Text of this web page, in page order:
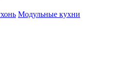
Модульные кухни